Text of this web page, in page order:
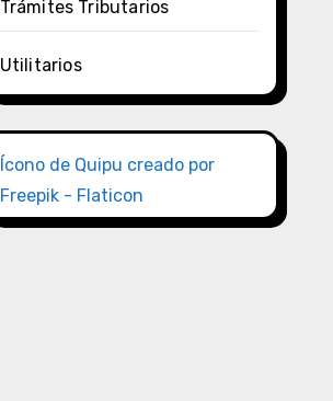
Trámites Tributarios
Utilitarios
Ícono de Quipu creado por
Freepik - Flaticon